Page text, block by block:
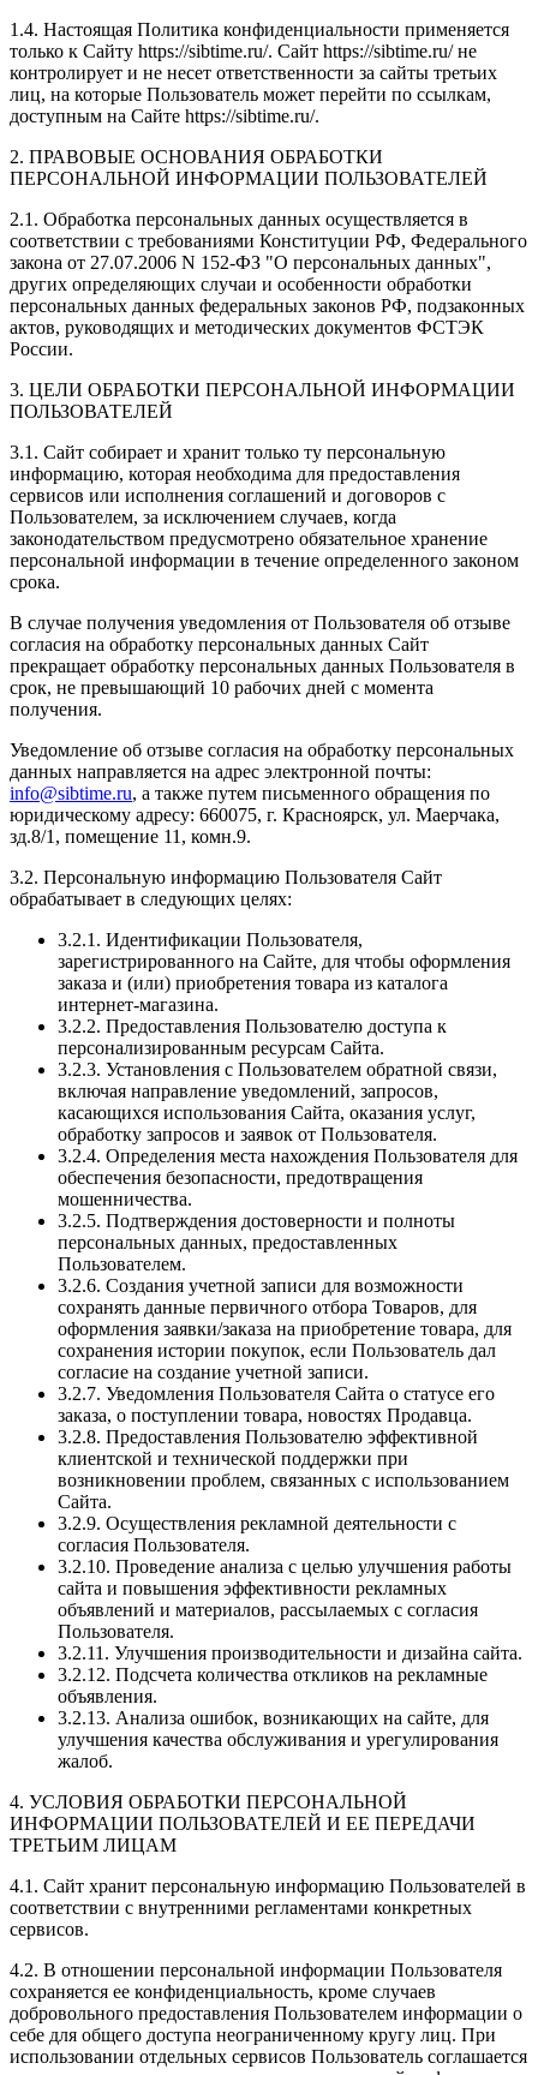
1.4. Настоящая Политика конфиденциальности применяется
только к Сайту https://sibtime.ru/. Сайт https://sibtime.ru/ не
контролирует и не несет ответственности за сайты третьих
лиц, на которые Пользователь может перейти по ссылкам,
доступным на Сайте https://sibtime.ru/.
2. ПРАВОВЫЕ ОСНОВАНИЯ ОБРАБОТКИ
ПЕРСОНАЛЬНОЙ ИНФОРМАЦИИ ПОЛЬЗОВАТЕЛЕЙ
2.1. Обработка персональных данных осуществляется в
соответствии с требованиями Конституции РФ, Федерального
закона от 27.07.2006 N 152-ФЗ "О персональных данных",
других определяющих случаи и особенности обработки
персональных данных федеральных законов РФ, подзаконных
актов, руководящих и методических документов ФСТЭК
России.
3. ЦЕЛИ ОБРАБОТКИ ПЕРСОНАЛЬНОЙ ИНФОРМАЦИИ
ПОЛЬЗОВАТЕЛЕЙ
3.1. Сайт собирает и хранит только ту персональную
информацию, которая необходима для предоставления
сервисов или исполнения соглашений и договоров с
Пользователем, за исключением случаев, когда
законодательством предусмотрено обязательное хранение
персональной информации в течение определенного законом
срока.
В случае получения уведомления от Пользователя об отзыве
согласия на обработку персональных данных Сайт
прекращает обработку персональных данных Пользователя в
срок, не превышающий 10 рабочих дней с момента
получения.
Уведомление об отзыве согласия на обработку персональных
данных направляется на адрес электронной почты:
info@sibtime.ru, а также путем письменного обращения по
юридическому адресу: 660075, г. Красноярск, ул. Маерчака,
зд.8/1, помещение 11, комн.9.
3.2. Персональную информацию Пользователя Сайт
обрабатывает в следующих целях:
3.2.1. Идентификации Пользователя,
зарегистрированного на Сайте, для чтобы оформления
заказа и (или) приобретения товара из каталога
интернет-магазина.
3.2.2. Предоставления Пользователю доступа к
персонализированным ресурсам Сайта.
3.2.3. Установления с Пользователем обратной связи,
включая направление уведомлений, запросов,
касающихся использования Сайта, оказания услуг,
обработку запросов и заявок от Пользователя.
3.2.4. Определения места нахождения Пользователя для
обеспечения безопасности, предотвращения
мошенничества.
3.2.5. Подтверждения достоверности и полноты
персональных данных, предоставленных
Пользователем.
3.2.6. Создания учетной записи для возможности
сохранять данные первичного отбора Товаров, для
оформления заявки/заказа на приобретение товара, для
сохранения истории покупок, если Пользователь дал
согласие на создание учетной записи.
3.2.7. Уведомления Пользователя Сайта о статусе его
заказа, о поступлении товара, новостях Продавца.
3.2.8. Предоставления Пользователю эффективной
клиентской и технической поддержки при
возникновении проблем, связанных с использованием
Сайта.
3.2.9. Осуществления рекламной деятельности с
согласия Пользователя.
3.2.10. Проведение анализа с целью улучшения работы
сайта и повышения эффективности рекламных
объявлений и материалов, рассылаемых с согласия
Пользователя.
3.2.11. Улучшения производительности и дизайна сайта.
3.2.12. Подсчета количества откликов на рекламные
объявления.
3.2.13. Анализа ошибок, возникающих на сайте, для
улучшения качества обслуживания и урегулирования
жалоб.
4. УСЛОВИЯ ОБРАБОТКИ ПЕРСОНАЛЬНОЙ
ИНФОРМАЦИИ ПОЛЬЗОВАТЕЛЕЙ И ЕЕ ПЕРЕДАЧИ
ТРЕТЬИМ ЛИЦАМ
4.1. Сайт хранит персональную информацию Пользователей в
соответствии с внутренними регламентами конкретных
сервисов.
4.2. В отношении персональной информации Пользователя
сохраняется ее конфиденциальность, кроме случаев
добровольного предоставления Пользователем информации о
себе для общего доступа неограниченному кругу лиц. При
использовании отдельных сервисов Пользователь соглашается